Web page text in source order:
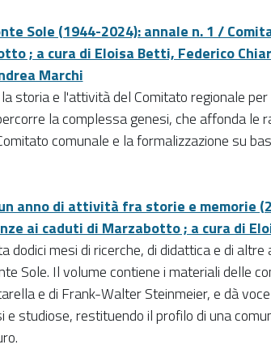
Sole (1944-2024): annale n. 1 /
; a cura di Eloisa Betti, Federico
Marchi
storia e l'attività del Comitato regionale
la complessa genesi, che affonda le
comunale e la formalizzazione su
anno di attività fra storie e memorie
ai caduti di Marzabotto ; a cura di
dodici mesi di ricerche, di didattica e di
Sole. Il volume contiene i materiali delle
e di Frank-Walter Steinmeier, e dà
studiose, restituendo il profilo di una